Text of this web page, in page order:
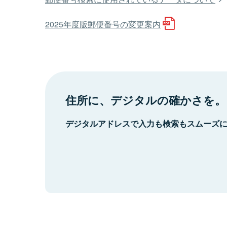
2025年度版郵便番号の変更案内
住所に、デジタルの確かさを。
デジタルアドレスで入力も検索もスムーズ